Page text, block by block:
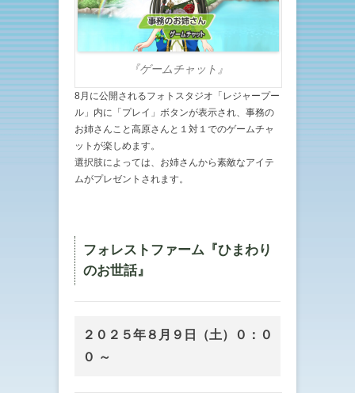
『ゲームチャット』
8月に公開されるフォトスタジオ「レジャープー
ル」内に「プレイ」ボタンが表示され、事務の
お姉さんこと高原さんと１対１でのゲームチャ
ットが楽しめます。
選択肢によっては、お姉さんから素敵なアイテ
ムがプレゼントされます。
フォレストファーム『ひまわり
のお世話』
２０２５年８月９日（土）０：０
０ ～